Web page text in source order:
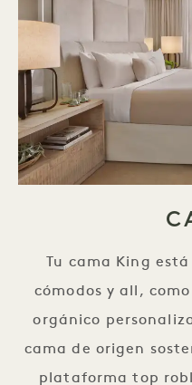
Tu cama King
cómodos y all,
orgánico
cama de origen
plataforma top